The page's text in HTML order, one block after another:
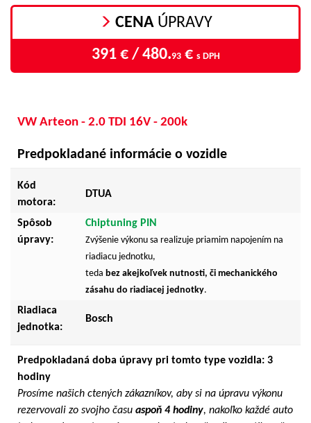
CENAÚPRAVY
391 € / 480.93€ s DPH
VW Arteon - 2.0 TDI 16V - 200k
Predpokladané informácie o vozidle
Kód
motora:
DTUA
Spôsob
úpravy:
Chiptuning PIN
Zvýšenie výkonu sa realizuje priamim napojením na
riadiacu jednotku,
teda bez akejkoľvek nutnosti, či mechanického
zásahu do riadiacej jednotky.
Riadiaca
jednotka:
Bosch
Predpokladaná doba úpravy pri tomto type vozidla: 3
hodiny
Prosíme našich ctených zákazníkov, aby si na úpravu výkonu
rezervovali zo svojho času aspoň 4 hodiny, nakoľko každé auto